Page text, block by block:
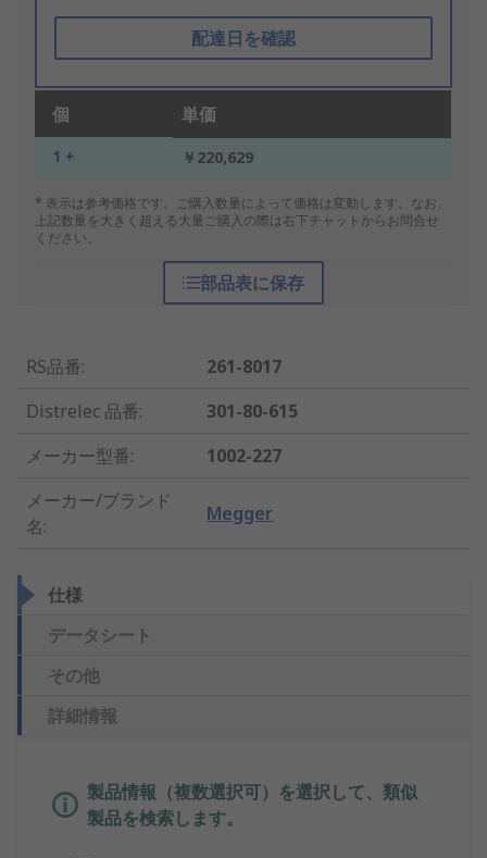
配達日を確認
個 単価
1 + ￥220,629
* 表示は参考価格です。ご購入数量によって価格は変動します。なお、
上記数量を大きく超える大量ご購入の際は右下チャットからお問合せ
ください。
部品表に保存
RS品番:
261-8017
Distrelec 品番:
301-80-615
メーカー型番:
1002-227
メーカー/ブランド
名:
Megger
仕様
データシート
その他
詳細情報
製品情報（複数選択可）を選択して、類似
製品を検索します。